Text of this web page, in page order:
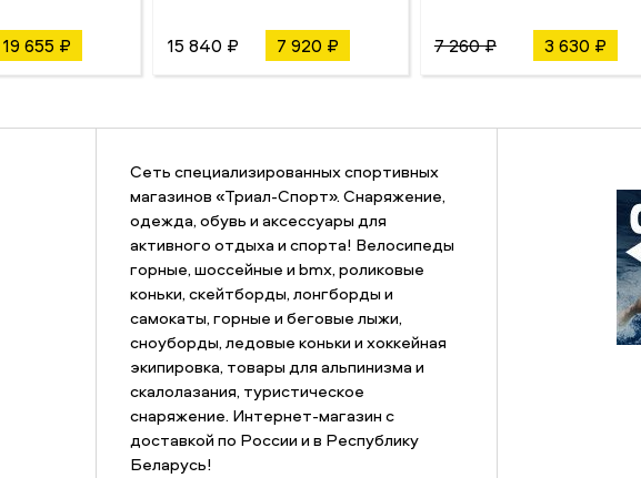
19 655 ₽ 15 840 ₽ 7 920 ₽ 7 260 ₽ 3 630 ₽
Сеть специализированных спортивных
магазинов «Триал-Спорт». Снаряжение,
одежда, обувь и аксессуары для
активного отдыха и спорта! Велосипеды
горные, шоссейные и bmx, роликовые
коньки, скейтборды, лонгборды и
самокаты, горные и беговые лыжи,
сноуборды, ледовые коньки и хоккейная
экипировка, товары для альпинизма и
скалолазания, туристическое
снаряжение. Интернет-магазин с
доставкой по России и в Республику
Беларусь!